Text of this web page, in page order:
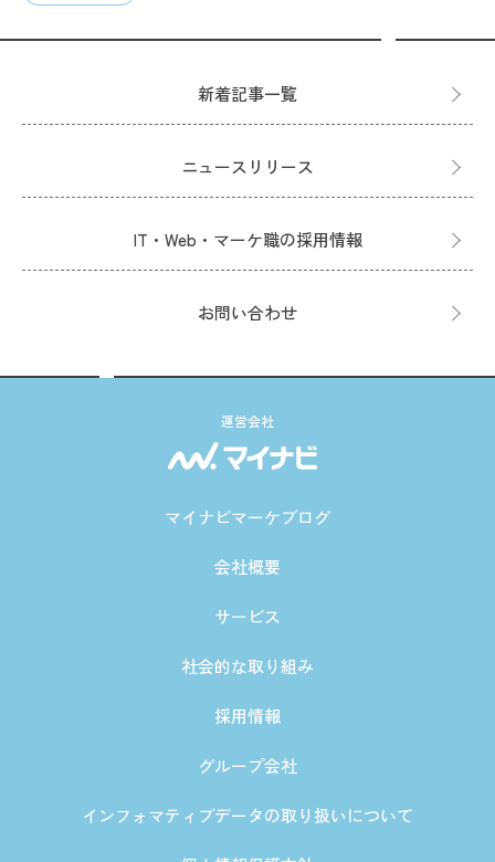
新着記事一覧
ニュースリリース
IT・Web・マーケ職の採用情報
お問い合わせ
運営会社
マイナビマーケブログ
会社概要
サービス
社会的な取り組み
採用情報
グループ会社
インフォマティブデータの取り扱いについて